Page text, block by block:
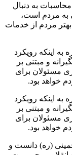
به دنبال
به مردم است،
مردم از خدمات
به اینکه رویکرد
و مبتنی بر
مسئولان برای
خواهد بود.
به اینکه رویکرد
و مبتنی بر
مسئولان برای
خواهد بود.
(ره) دانست و